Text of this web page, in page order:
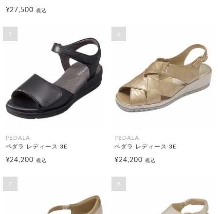
¥27,500税込
5
PEDALA
ペダラ レディース 3E
¥24,200税込
6
PEDALA
ペダラ レディース 3E
¥24,200 税込
7 8